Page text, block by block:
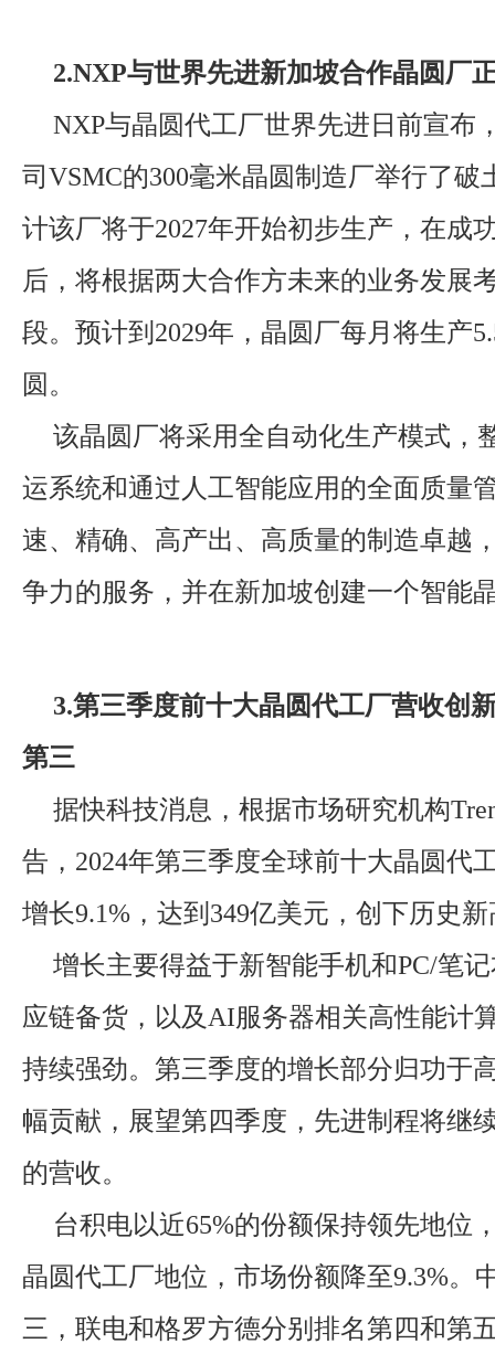
2.NXP与世界先进新加坡合作晶圆厂
NXP与晶圆代工厂世界先进日前宣布
司VSMC的300毫米晶圆制造厂举行了破
计该厂将于2027年开始初步生产，在成
后，将根据两大合作方未来的业务发展
段。预计到2029年，晶圆厂每月将生产
圆。
该晶圆厂将采用全自动化生产模式，
运系统和通过人工智能应用的全面质量
速、精确、高产出、高质量的制造卓越
争力的服务，并在新加坡创建一个智能
3.第三季度前十大晶圆代工厂营收创
第三
据快科技消息，根据市场研究机构
告，2024年第三季度全球前十大晶圆代
增长9.1%，达到349亿美元，创下历史
增长主要得益于新智能手机和PC/笔
应链备货，以及AI服务器相关高性能计
持续强劲。第三季度的增长部分归功于
幅贡献，展望第四季度，先进制程将继
的营收。
台积电以近65%的份额保持领先地位
晶圆代工厂地位，市场份额降至9.3%。
三，联电和格罗方德分别排名第四和第